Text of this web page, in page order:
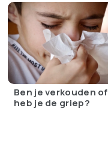
Ben je verkouden of
heb je de griep?